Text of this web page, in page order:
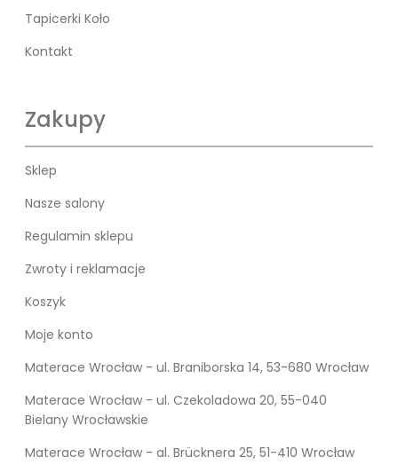
Tapicerki Koło
Kontakt
Zakupy
Sklep
Nasze salony
Regulamin sklepu
Zwroty i reklamacje
Koszyk
Moje konto
Materace Wrocław - ul. Braniborska 14, 53-680 Wrocław
Materace Wrocław - ul. Czekoladowa 20, 55-040
Bielany Wrocławskie
Materace Wrocław - al. Brücknera 25, 51-410 Wrocław